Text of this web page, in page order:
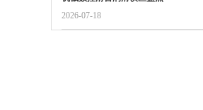
2026-07-18